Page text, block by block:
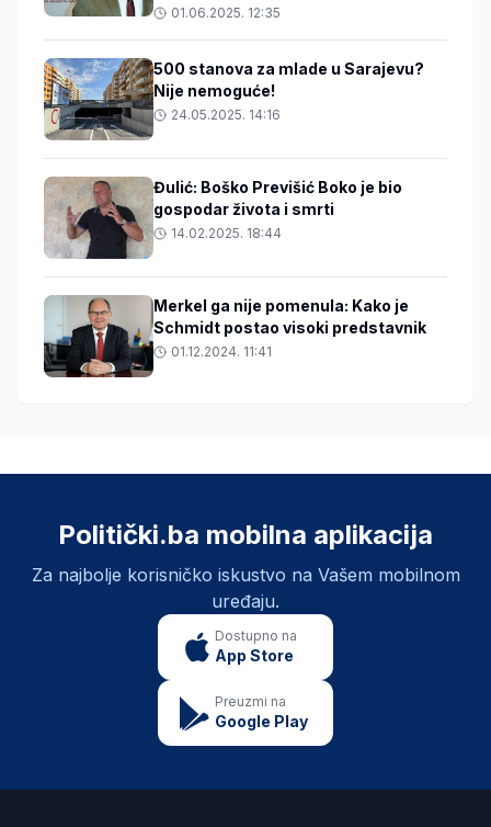
01.06.2025. 12:35
500 stanova za mlade u Sarajevu?
Nije nemoguće!
24.05.2025. 14:16
Đulić: Boško Previšić Boko je bio
gospodar života i smrti
14.02.2025. 18:44
Merkel ga nije pomenula: Kako je
Schmidt postao visoki predstavnik
01.12.2024. 11:41
Politički.ba mobilna aplikacija
Za najbolje korisničko iskustvo na Vašem mobilnom
uređaju.
Dostupno na
App Store
Preuzmi na
Google Play